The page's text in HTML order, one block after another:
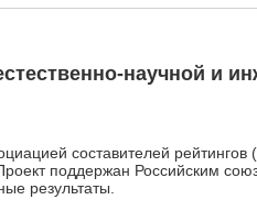
научной и
составителей
поддержан Российским
результаты.